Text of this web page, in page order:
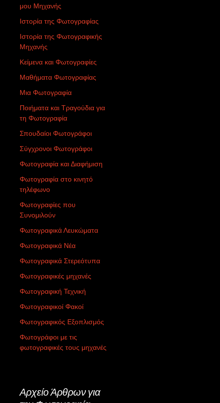
μου Μηχανής
Ιστορία της Φωτογραφίας
Ιστορία της Φωτογραφικής
Μηχανής
Κείμενα και Φωτογραφίες
Μαθήματα Φωτογραφίας
Μια Φωτογραφία
Ποιήματα και Τραγούδια για
τη Φωτογραφία
Σπουδαίοι Φωτογράφοι
Σύγχρονοι Φωτογράφοι
Φωτογραφία και Διαφήμιση
Φωτογραφία στο κινητό
τηλέφωνο
Φωτογραφίες που
Συνομιλούν
Φωτογραφικά Λευκώματα
Φωτογραφικά Νέα
Φωτογραφικά Στερεότυπα
Φωτογραφικές μηχανές
Φωτογραφική Τεχνική
Φωτογραφικοί Φακοί
Φωτογραφικός Εξοπλισμός
Φωτογράφοι με τις
φωτογραφικές τους μηχανές
Αρχείο Άρθρων για